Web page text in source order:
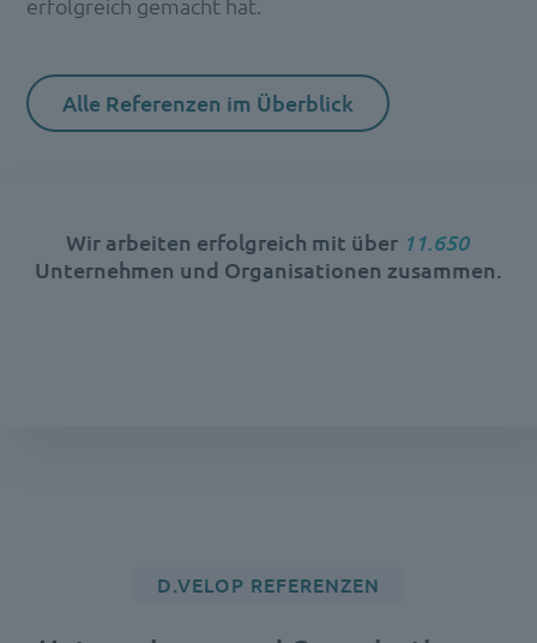
Alle Referenzen im Überblick
Wir arbeiten erfolgreich mit über 11.843
Unternehmen und Organisationen zusammen.
D.VELOP REFERENZEN